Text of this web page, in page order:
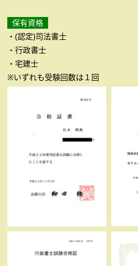
保有資格
・(認定)司法書士
・行政書士
・宅建士
※いずれも受験回数は１回